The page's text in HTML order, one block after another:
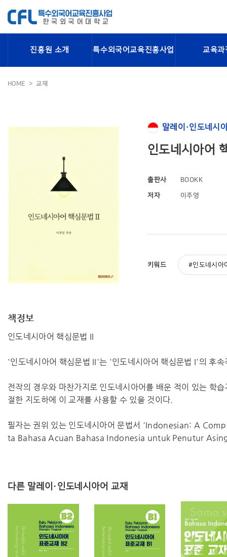
진흥원 소개 특수외국어교육진흥사업 교육과
HOME 교재
말레이·인도네시
인도네시아어
출판사 BOOKK
저자 이주영
키워드 인도네시아
책정보
인도네시아어 핵심문법 II
'인도네시아어 핵심문법 II'는 '인도네시아어 핵심문법 I'의 후
전작의 경우와 마찬가지로 인도네시아어를 배운 적이 있는 학
절한 지도하에 이 교재를 사용할 수 있을 것이다.
필자는 권위 있는 인도네시아어 문법서 'Indonesian: A
ta Bahasa Acuan Bahasa Indonesia untuk Penutur Asing'
다른 말레이·인도네시아어 교재